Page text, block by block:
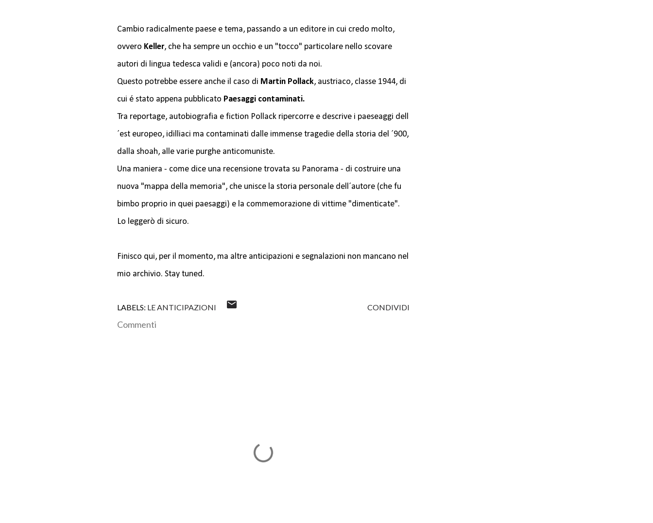
Cambio radicalmente paese e tema, passando a un editore in cui credo molto,
ovvero Keller, che ha sempre un occhio e un "tocco" particolare nello scovare
autori di lingua tedesca validi e (ancora) poco noti da noi.
Questo potrebbe essere anche il caso di Martin Pollack, austriaco, classe 1944, di
cui é stato appena pubblicato Paesaggi contaminati.
Tra reportage, autobiografia e fiction Pollack ripercorre e descrive i paeseaggi dell
´est europeo, idilliaci ma contaminati dalle immense tragedie della storia del ´900,
dalla shoah, alle varie purghe anticomuniste.
Una maniera - come dice una recensione trovata su Panorama - di costruire una
nuova "mappa della memoria", che unisce la storia personale dell´autore (che fu
bimbo proprio in quei paesaggi) e la commemorazione di vittime "dimenticate".
Lo leggerò di sicuro.
Finisco qui, per il momento, ma altre anticipazioni e segnalazioni non mancano nel
mio archivio. Stay tuned.
LABELS: LE ANTICIPAZIONI CONDIVIDI
Commenti